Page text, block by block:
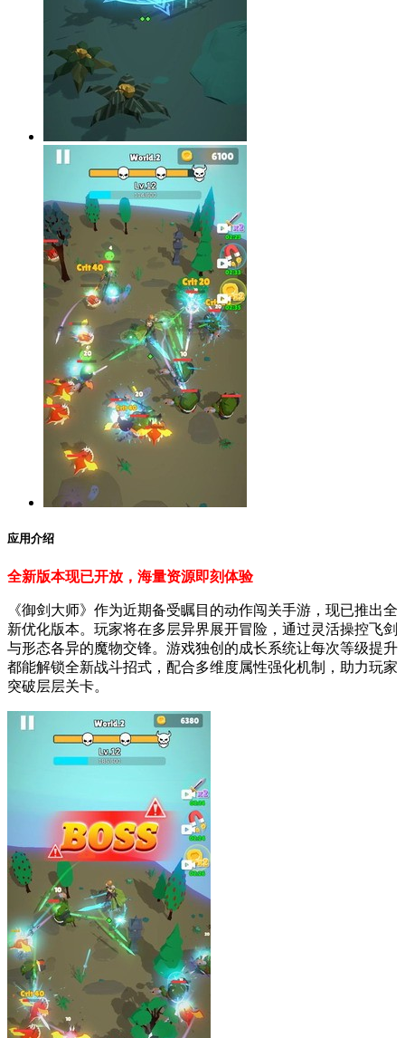
应用介绍
全新版本现已开放，海量资源即刻体验
《御剑大师》作为近期备受瞩目的动作闯关手游，现已推出全
新优化版本。玩家将在多层异界展开冒险，通过灵活操控飞剑
与形态各异的魔物交锋。游戏独创的成长系统让每次等级提升
都能解锁全新战斗招式，配合多维度属性强化机制，助力玩家
突破层层关卡。